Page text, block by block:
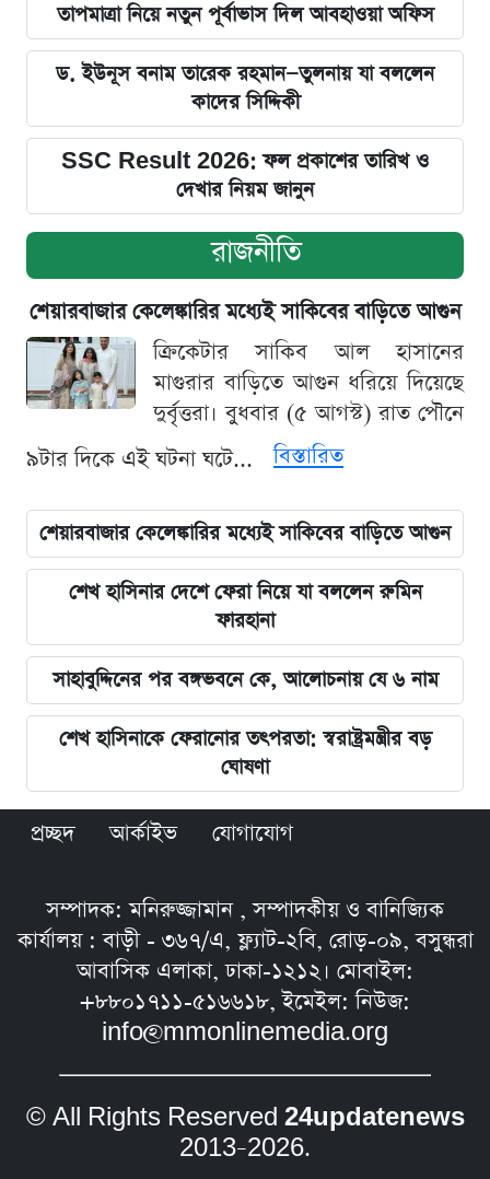
তাপমাত্রা নিয়ে নতুন পূর্বাভাস দিল আবহাওয়া অফিস
ড. ইউনূস বনাম তারেক রহমান—তুলনায় যা বললেন
কাদের সিদ্দিকী
SSC Result 2026: ফল প্রকাশের তারিখ ও
দেখার নিয়ম জানুন
রাজনীতি
শেয়ারবাজার কেলেঙ্কারির মধ্যেই সাকিবের বাড়িতে আগুন
ক্রিকেটার সাকিব আল হাসানের
মাগুরার বাড়িতে আগুন ধরিয়ে দিয়েছে
দুর্বৃত্তরা। বুধবার (৫ আগস্ট) রাত পৌনে
৯টার দিকে এই ঘটনা ঘটে...
বিস্তারিত
শেয়ারবাজার কেলেঙ্কারির মধ্যেই সাকিবের বাড়িতে আগুন
শেখ হাসিনার দেশে ফেরা নিয়ে যা বললেন রুমিন
ফারহানা
সাহাবুদ্দিনের পর বঙ্গভবনে কে, আলোচনায় যে ৬ নাম
শেখ হাসিনাকে ফেরানোর তৎপরতা: স্বরাষ্ট্রমন্ত্রীর বড়
ঘোষণা
প্রচ্ছদ আর্কাইভ যোগাযোগ
সম্পাদক: মনিরুজ্জামান , সম্পাদকীয় ও বানিজ্যিক
কার্যালয় : বাড়ী - ৩৬৭/এ, ফ্ল্যাট-২বি, রোড়-০৯, বসুন্ধরা
আবাসিক এলাকা, ঢাকা-১২১২। মোবাইল:
+৮৮০১৭১১-৫১৬৬১৮, ইমেইল: নিউজ:
info@mmonlinemedia.org
© All Rights Reserved 24updatenews
2013–2026.